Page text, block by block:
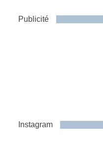
Publicité
Instagram